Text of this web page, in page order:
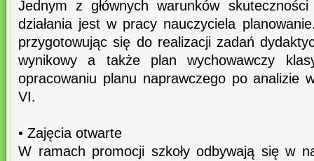
Jednym z głównych warunków
działania jest w pracy nauczyciela
przygotowując się do realizacji zadań
wynikowy a także plan wychowawczy
opracowaniu planu naprawczego po analizie
VI.
• Zajęcia otwarte
W ramach promocji szkoły odbywają się w